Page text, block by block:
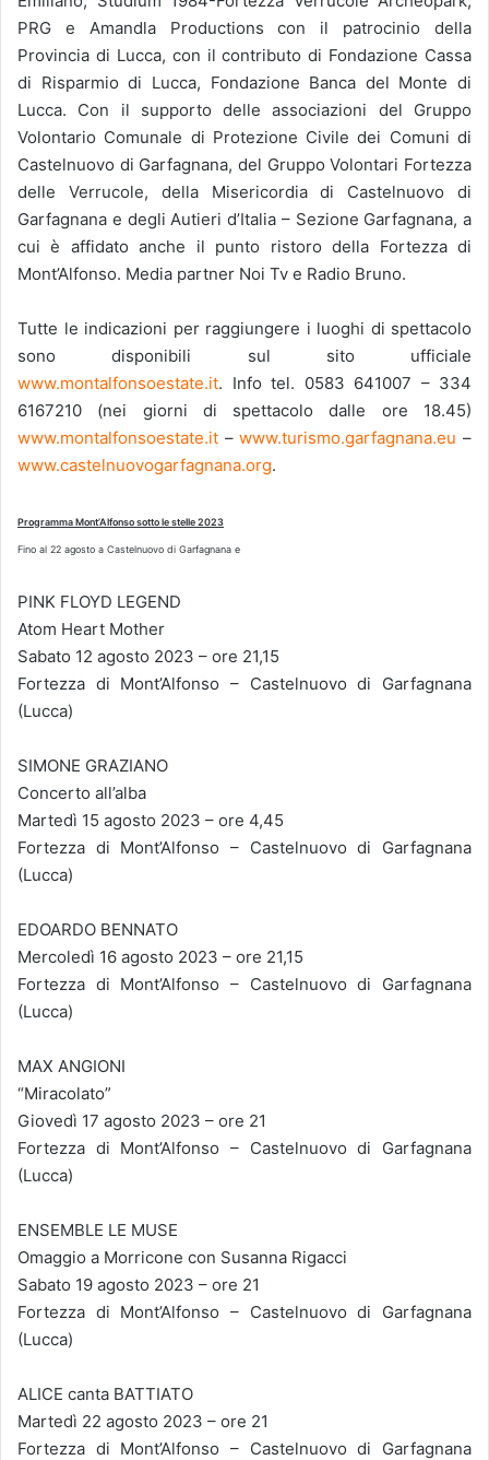
PRG e Amandla Productions con il patrocinio della
Provincia di Lucca, con il contributo di Fondazione Cassa
di Risparmio di Lucca, Fondazione Banca del Monte di
Lucca. Con il supporto delle associazioni del Gruppo
Volontario Comunale di Protezione Civile dei Comuni di
Castelnuovo di Garfagnana, del Gruppo Volontari Fortezza
delle Verrucole, della Misericordia di Castelnuovo di
Garfagnana e degli Autieri d’Italia – Sezione Garfagnana, a
cui è affidato anche il punto ristoro della Fortezza di
Mont’Alfonso. Media partner Noi Tv e Radio Bruno.
Tutte le indicazioni per raggiungere i luoghi di spettacolo
sono disponibili sul sito ufficiale
www.montalfonsoestate.it. Info tel. 0583 641007 – 334
6167210 (nei giorni di spettacolo dalle ore 18.45)
www.montalfonsoestate.it –www.turismo.garfagnana.eu –
www.castelnuovogarfagnana.org.
Programma Mont’Alfonso sotto le stelle 2023
Fino al 22 agosto a Castelnuovo di Garfagnana e
PINK FLOYD LEGEND
Atom Heart Mother
Sabato 12 agosto 2023 – ore 21,15
Fortezza di Mont’Alfonso – Castelnuovo di Garfagnana
(Lucca)
SIMONE GRAZIANO
Concerto all’alba
Martedì 15 agosto 2023 – ore 4,45
Fortezza di Mont’Alfonso – Castelnuovo di Garfagnana
(Lucca)
EDOARDO BENNATO
Mercoledì 16 agosto 2023 – ore 21,15
Fortezza di Mont’Alfonso – Castelnuovo di Garfagnana
(Lucca)
MAX ANGIONI
“Miracolato”
Giovedì 17 agosto 2023 – ore 21
Fortezza di Mont’Alfonso – Castelnuovo di Garfagnana
(Lucca)
ENSEMBLE LE MUSE
Omaggio a Morricone con Susanna Rigacci
Sabato 19 agosto 2023 – ore 21
Fortezza di Mont’Alfonso – Castelnuovo di Garfagnana
(Lucca)
ALICE canta BATTIATO
Martedì 22 agosto 2023 – ore 21
Fortezza di Mont’Alfonso – Castelnuovo di Garfagnana